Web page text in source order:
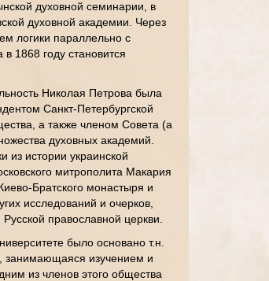
духовной семинарии, в
духовной академии. Через
логики параллельно с
1868 году становится
Николая Петрова была
Санкт-Петербургской
а также членом Совета (а
духовных академий.
истории украинской
митрополита Макария
Братского монастыря и
исследований и очерков,
православной церкви.
было основано т.н.
занимающаяся изучением и
из членов этого общества